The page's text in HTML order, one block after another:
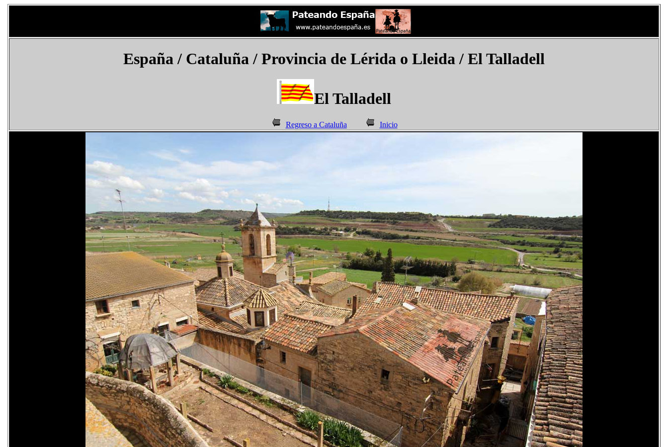
España/ Cataluña / Provincia de Lérida o Lleida / El Talladell
El Talladell
Regreso a Cataluña Inicio